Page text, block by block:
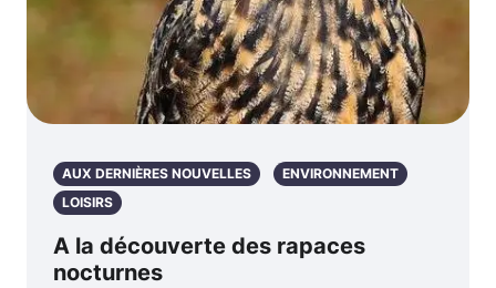
AUX DERNIÈRES NOUVELLES
ENVIRONNEMENT
LOISIRS
A la découverte des rapaces
nocturnes